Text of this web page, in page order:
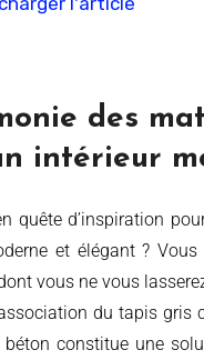
des
intérieur
et élégant ?
vous ne vous
du tapis gris
constitue une